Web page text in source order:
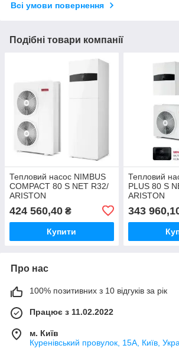
Всі умови повернення
Подібні товари компанії
Тепловий насос NIMBUS
COMPACT 80 S NET R32/
ARISTON
424 560,40 ₴
Купити
Тепловий
PLUS 80 S
ARISTON
343
Про нас
100% позитивних з 10 відгуків за рік
Працює з 11.02.2022
м. Київ
Куренівський провулок, 15А, Київ,